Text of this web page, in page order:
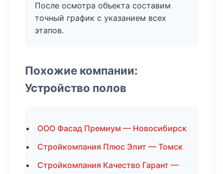
После осмотра объекта составим
точный график с указанием всех
этапов.
Похожие компании:
Устройство полов
ООО Фасад Премиум — Новосибирск
Стройкомпания Плюс Элит — Томск
Стройкомпания Качество Гарант —